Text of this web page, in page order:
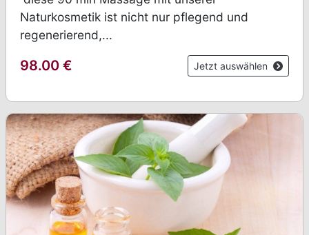
Naturkosmetik ist nicht nur pflegend und
regenerierend,...
98.00 € Jetzt auswählen